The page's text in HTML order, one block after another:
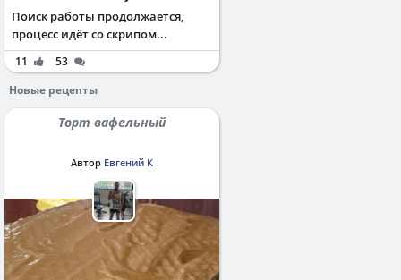
Поиск работы продолжается,
процесс идёт со скрипом...
11
53
Новые рецепты
Торт вафельный
Автор Евгений К